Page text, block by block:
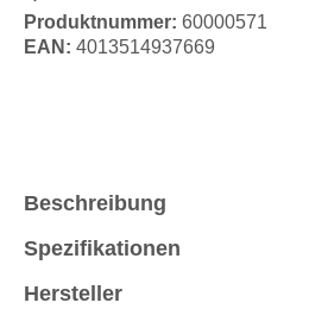
Produktnummer: 60000571
EAN: 4013514937669
Beschreibung
Spezifikationen
Hersteller